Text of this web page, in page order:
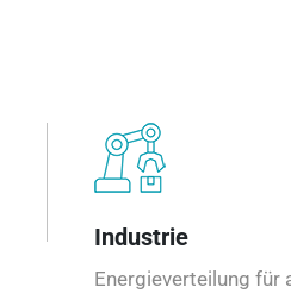
Industrie
Energieverteilung für